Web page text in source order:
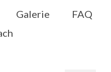
Galerie FAQ